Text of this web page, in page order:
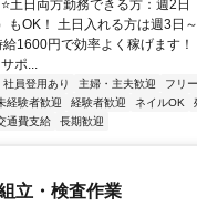
土日両方勤務できる方：週2日
もOK！ 土日入れる方は週3日
1600円で効率よく稼げます
ポ...
社員登用あり 主婦・主夫歓迎 フリ
経験者歓迎 経験者歓迎 ネイルOK
通費支給 長期歓迎
立・検査作業